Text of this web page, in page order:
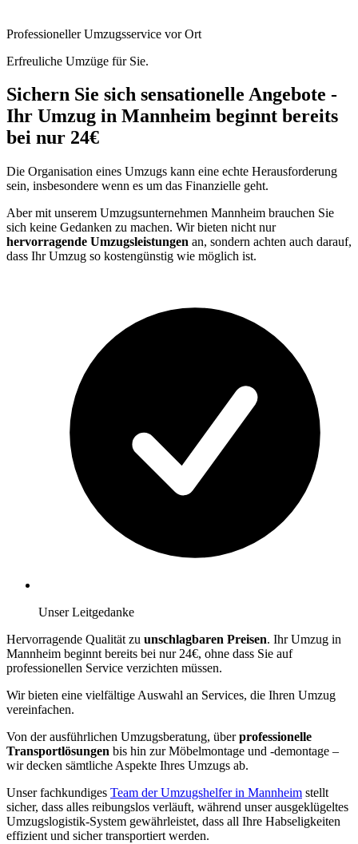
Professioneller Umzugsservice vor Ort
Erfreuliche Umzüge für Sie.
Sichern Sie sich sensationelle Angebote -
Ihr Umzug in Mannheim beginnt bereits
bei nur 24€
Die Organisation eines Umzugs kann eine echte Herausforderung
sein, insbesondere wenn es um das Finanzielle geht.
Aber mit unserem Umzugsunternehmen Mannheim brauchen Sie
sich keine Gedanken zu machen. Wir bieten nicht nur
hervorragende Umzugsleistungen an, sondern achten auch darauf,
dass Ihr Umzug so kostengünstig wie möglich ist.
Unser Leitgedanke
Hervorragende Qualität zu unschlagbaren Preisen. Ihr Umzug in
Mannheim beginnt bereits bei nur 24€, ohne dass Sie auf
professionellen Service verzichten müssen.
Wir bieten eine vielfältige Auswahl an Services, die Ihren Umzug
vereinfachen.
Von der ausführlichen Umzugsberatung, überprofessionelle
Transportlösungen bis hin zur Möbelmontage und -demontage –
wir decken sämtliche Aspekte Ihres Umzugs ab.
Unser fachkundiges Team der Umzugshelfer in Mannheim stellt
sicher, dass alles reibungslos verläuft, während unser ausgeklügeltes
Umzugslogistik-System gewährleistet, dass all Ihre Habseligkeiten
effizient und sicher transportiert werden.